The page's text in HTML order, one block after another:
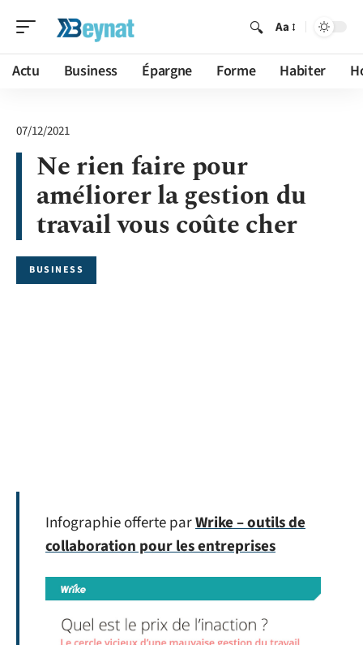
Aa
Actu Business Épargne Forme Habiter
07/12/2021
Ne rien faire pour
améliorer la gestion du
travail vous coûte cher
BUSINESS
Infographie offerte parWrike – outils de
collaboration pour les entreprises